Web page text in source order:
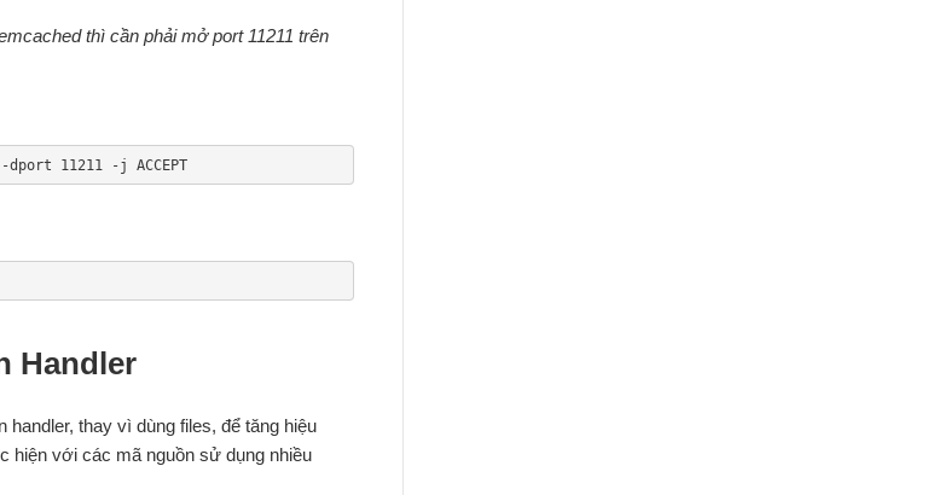
thì cần phải mở port 11211 trên
11211 -j ACCEPT
Handler
thay vì dùng files, để tăng hiệu
hiện với các mã nguồn sử dụng nhiều